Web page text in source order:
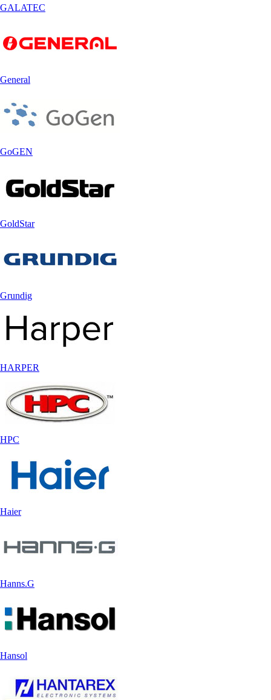
GALATEC
General
GoGEN
GoldStar
Grundig
HARPER
HPC
Haier
Hanns.G
Hansol